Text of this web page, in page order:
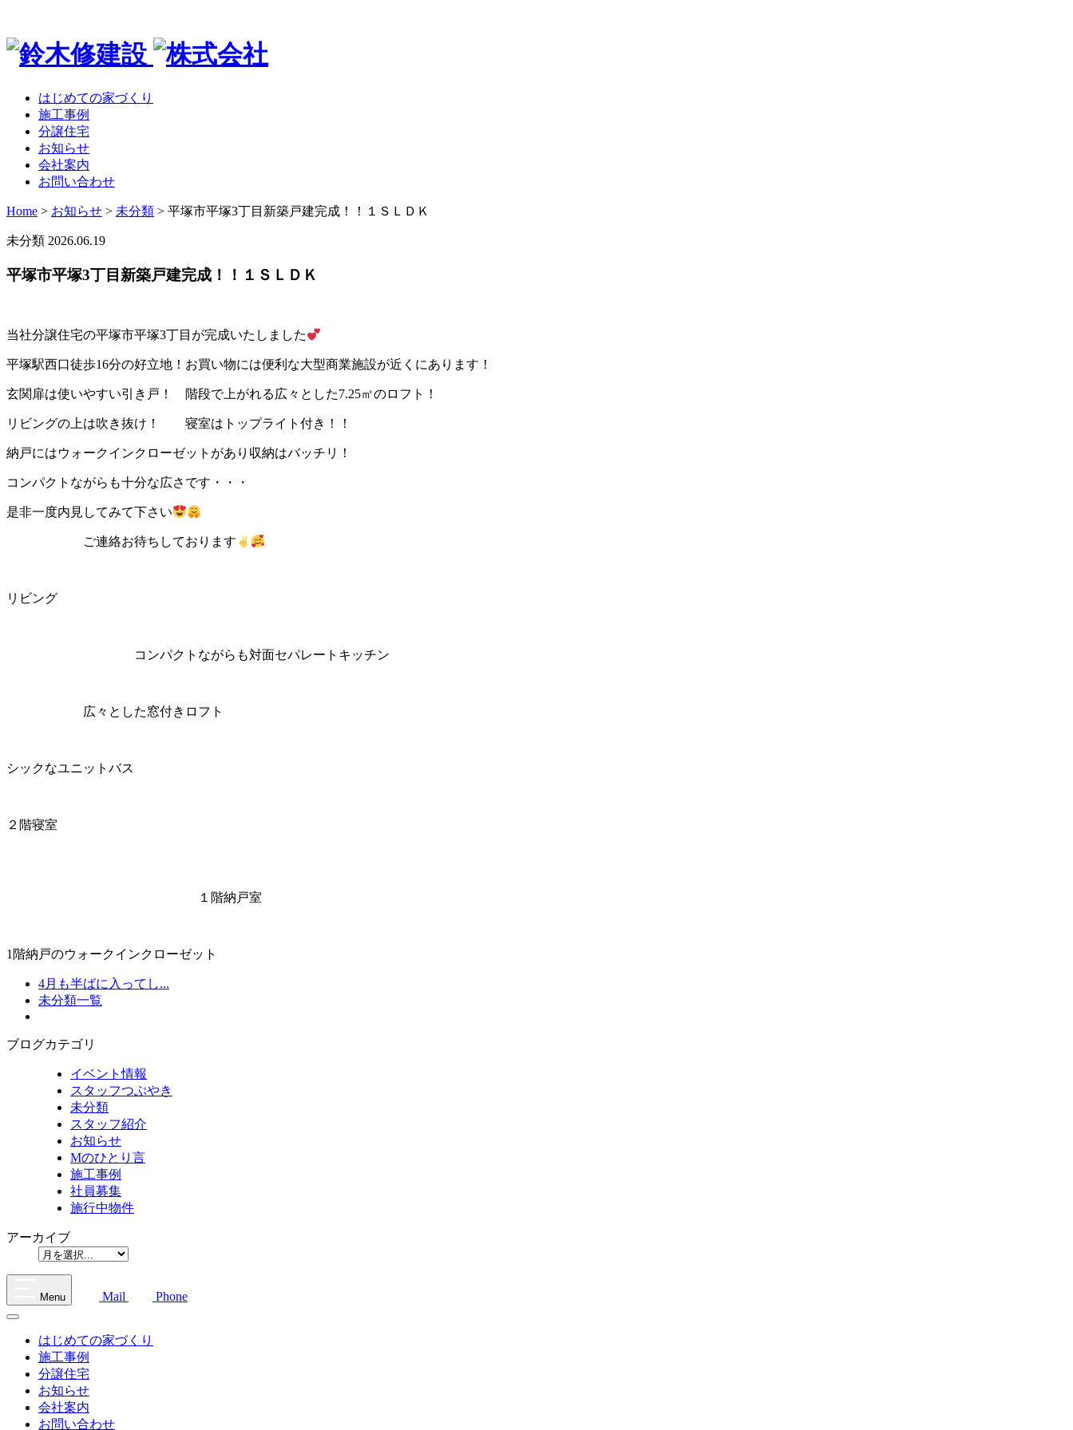
はじめての家づくり
施工事例
分譲住宅
お知らせ
会社案内
お問い合わせ
Home > お知らせ > 未分類 > 平塚市平塚3丁目新築戸建完成！！１ＳＬＤＫ
未分類 2026.06.19
平塚市平塚3丁目新築戸建完成！！１ＳＬＤＫ
当社分譲住宅の平塚市平塚3丁目が完成いたしました
平塚駅西口徒歩16分の好立地！お買い物には便利な大型商業施設が近くにあります！
玄関扉は使いやすい引き戸！ 階段で上がれる広々とした7.25㎡のロフト！
リビングの上は吹き抜け！ 寝室はトップライト付き！！
納戸にはウォークインクローゼットがあり収納はバッチリ！
コンパクトながらも十分な広さです・・・
是非一度内見してみて下さい
ご連絡お待ちしております
リビング
コンパクトながらも対面セパレートキッチン
広々とした窓付きロフト
シックなユニットバス
２階寝室
１階納戸室
1階納戸のウォークインクローゼット
4月も半ばに入ってし...
未分類一覧
ブログカテゴリ
イベント情報
スタッフつぶやき
未分類
スタッフ紹介
お知らせ
Mのひとり言
施工事例
社員募集
施行中物件
アーカイブ
Menu Mail Phone
はじめての家づくり
施工事例
分譲住宅
お知らせ
会社案内
お問い合わせ